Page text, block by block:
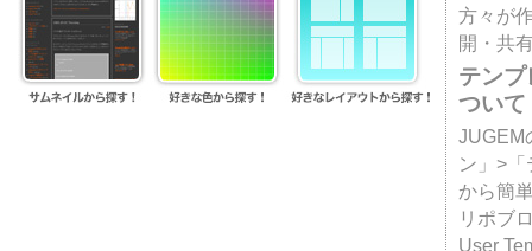
方々が
開・共
テン
ついて
JUGEM
ン」>
から簡
リポブ
User